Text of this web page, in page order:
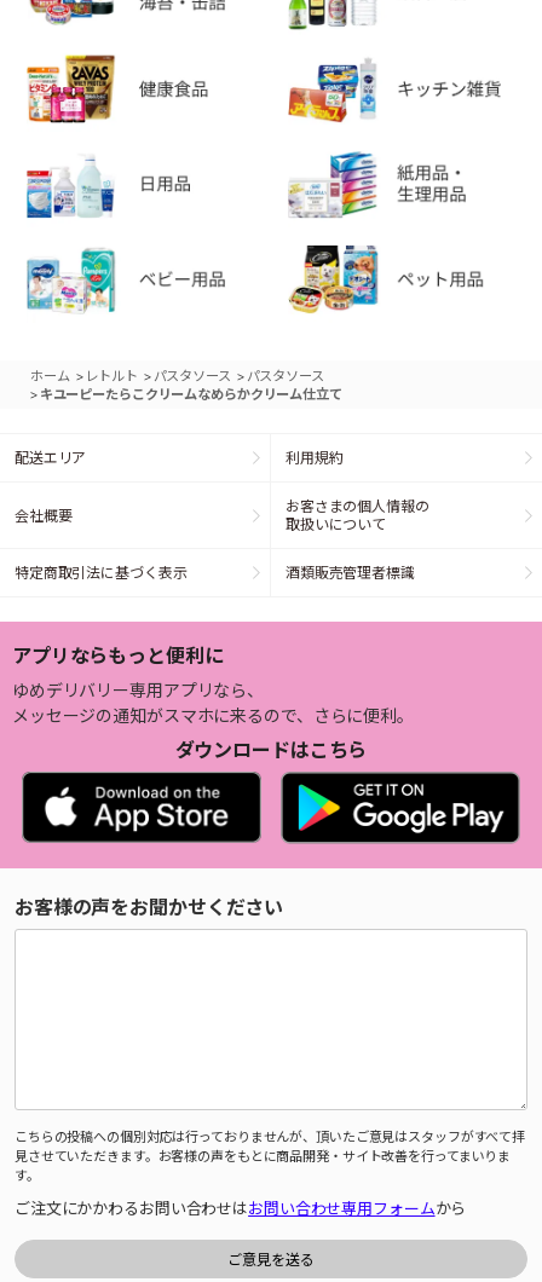
ホーム > レトルト > パスタソース > パスタソース
> キユーピーたらこクリームなめらかクリーム仕立て
配送エリア 利用規約
会社概要
お客さまの個人情報の
取扱いについて
特定商取引法に基づく表示 酒類販売管理者標識
アプリならもっと便利に
ゆめデリバリー専用アプリなら、
メッセージの通知がスマホに来るので、さらに便利。
ダウンロードはこちら
お客様の声をお聞かせください
こちらの投稿への個別対応は行っておりませんが、頂いたご意見はスタッフがすべて拝
見させていただきます。お客様の声をもとに商品開発・サイト改善を行ってまいりま
す。
ご注文にかかわるお問い合わせはお問い合わせ専用フォームから